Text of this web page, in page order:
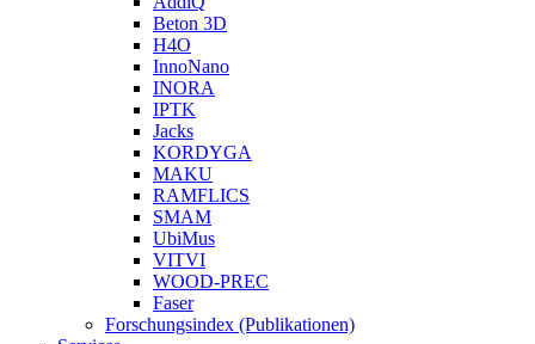
Beton 3D
H4O
InnoNano
INORA
IPTK
Jacks
KORDYGA
MAKU
RAMFLICS
SMAM
UbiMus
VITVI
WOOD-PREC
Faser
Forschungsindex (Publikationen)